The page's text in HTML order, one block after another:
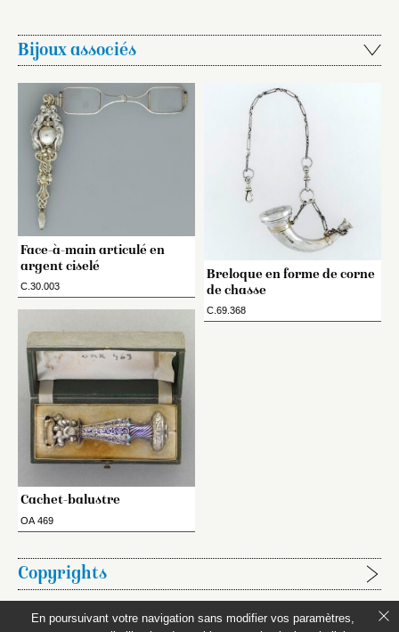
Bijoux associés
Face-à-main articulé en
argent ciselé
C.30.003
Cachet-balustre
OA 469
Breloque en forme de corne
de chasse
C.69.368
Copyrights
Étapes de publication :
En poursuivant votre navigation sans modifier vos paramètres,